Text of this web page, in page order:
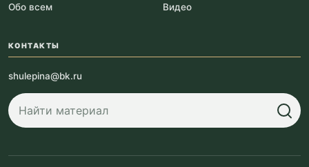
Обо всем
Видео
КОНТАКТЫ
shulepina@bk.ru